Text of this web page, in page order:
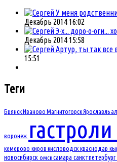
У меня
Декабрь 2014 16:02
Э-х... доро-о-оги...
Декабрь 2014 15:58
Артур, ты так все
15:51
Теги
БрянскИваново МагнитогорскЯрославль
воронеж гастроли
кемерово киров кисловодск краснодар
новосибирск омсксамара санктпетербург